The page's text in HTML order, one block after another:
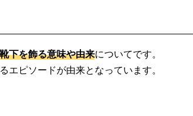
下を飾る意味や由来についてです。
ピソードが由来となっています。